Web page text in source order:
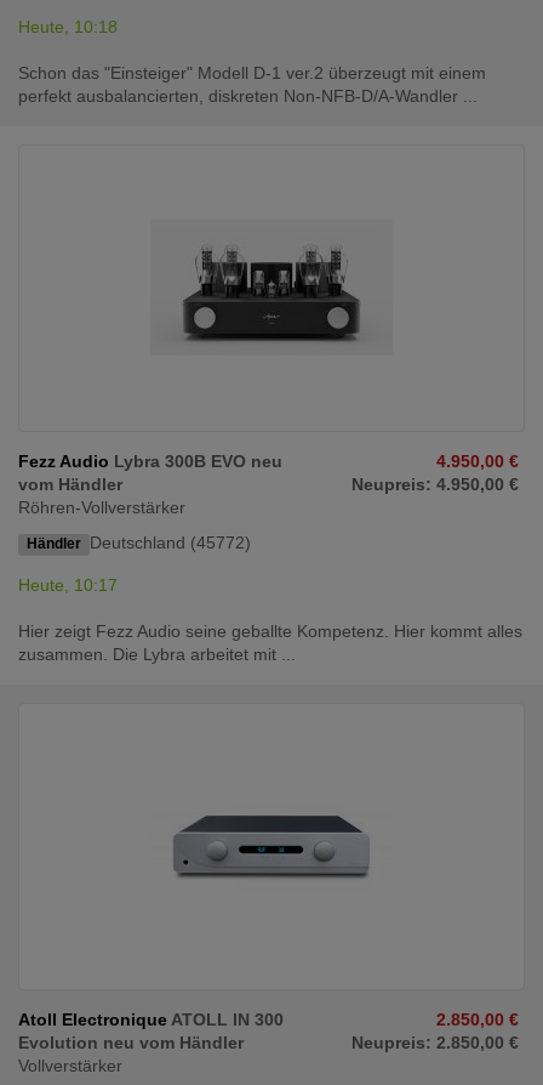
Heute, 10:18
Schon das "Einsteiger" Modell D-1 ver.2 überzeugt mit einem
perfekt ausbalancierten, diskreten Non-NFB-D/A-Wandler ...
Fezz Audio Lybra 300B EVO neu
vom Händler
Röhren-Vollverstärker
Händler Deutschland (45772)
4.950,00 €
Neupreis: 4.950,00 €
Heute, 10:17
Hier zeigt Fezz Audio seine geballte Kompetenz. Hier kommt alles
zusammen. Die Lybra arbeitet mit ...
Atoll Electronique ATOLL IN 300
Evolution neu vom Händler
Vollverstärker
2.850,00 €
Neupreis: 2.850,00 €